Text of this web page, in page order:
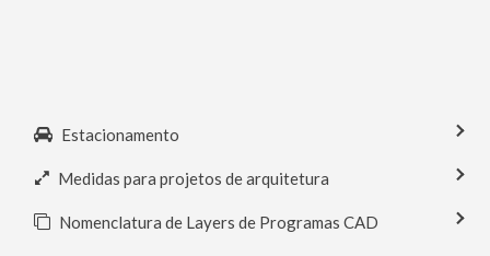
Estacionamento
Medidas para projetos de arquitetura
Nomenclatura de Layers de Programas CAD